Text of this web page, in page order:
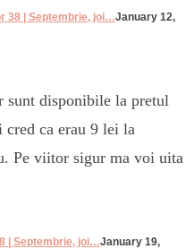
38 | Septembrie, joi…January 12,
disponibile la pretul
cred ca erau 9 lei la
Pe viitor sigur ma voi uita
| Septembrie, joi…January 19,